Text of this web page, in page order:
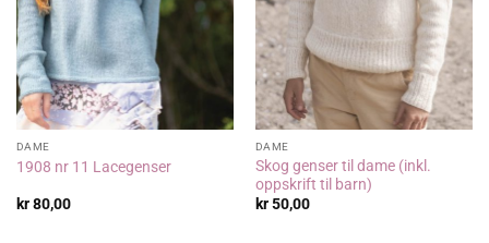
DAME
1908 nr 11 Lacegenser
kr80,00
DAME
Skog genser til dame (inkl.
oppskrift til barn)
kr50,00